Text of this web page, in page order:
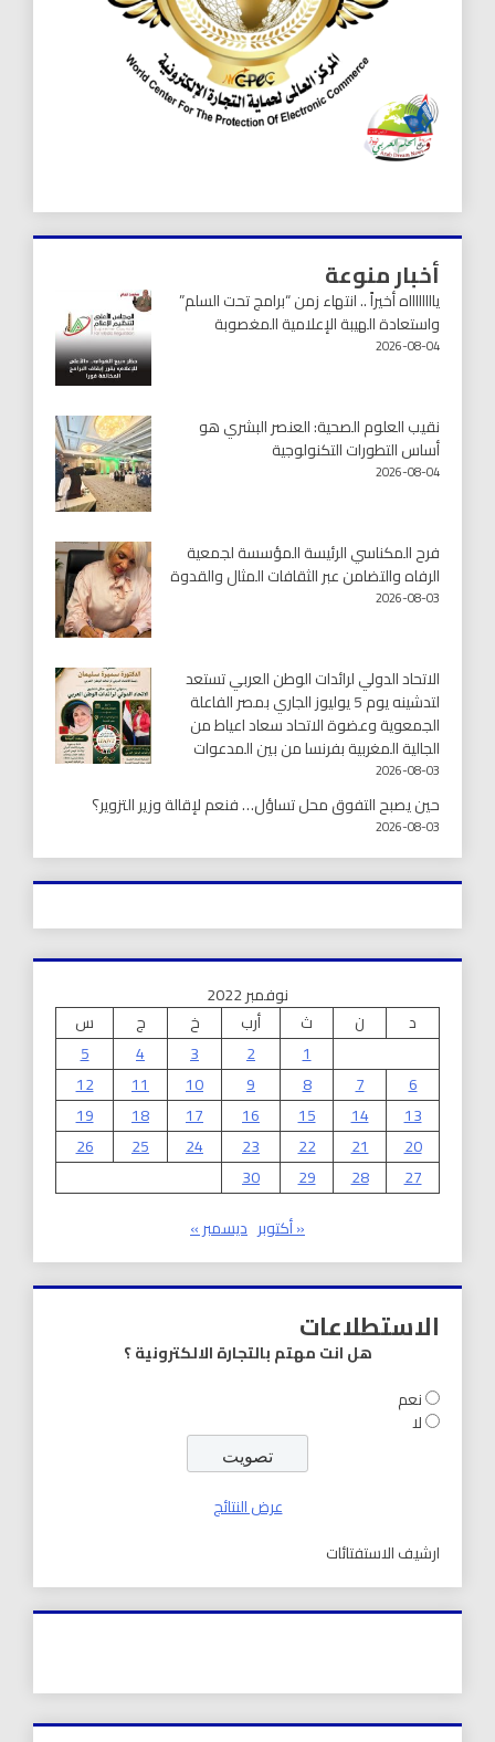
أخبار منوعة
يااااااااه أخيراً .. انتهاء زمن “برامج تحت السلم”
واستعادة الهيبة الإعلامية المغصوبة
2026-08-04
نقيب العلوم الصحية: العنصر البشري هو
أساس التطورات التكنولوجية
2026-08-04
فرح المكناسي الرئيسة المؤسسة لجمعية
الرفاه والتضامن عبر الثقافات المثال والقدوة
2026-08-03
الاتحاد الدولي لرائدات الوطن العربي تستعد
لتدشينه يوم 5 يوليوز الجاري بمصر الفاعلة
الجمعوية وعضوة الاتحاد سعاد اعياط من
الجالية المغربية بفرنسا من بين المدعوات
2026-08-03
حين يصبح التفوق محل تساؤل… فنعم لإقالة وزير التزوير؟
2026-08-03
نوفمبر 2022
د
ن ث أرب خ ج
س
1
2
3
4
5
6
7
8
9
10
11
12
13
14
15
16
17
18
19
20
21
22
23
24
25
26
27
28
29
30
« أكتوبر ديسمبر »
الاستطلاعات
هل انت مهتم بالتجارة الالكترونية ؟
نعم
لا
عرض النتائج
ارشيف الاستفتائات